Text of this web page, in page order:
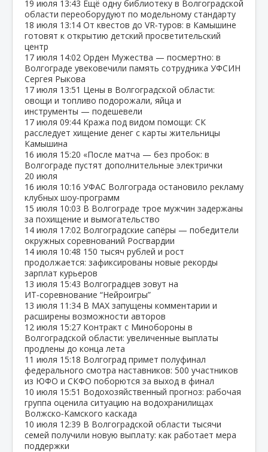
19 июля 13:43 Ещё одну библиотеку в Волгоградской
области переоборудуют по модельному стандарту
18 июля 13:14 От квестов до VR‑туров: в Камышине
готовят к открытию детский просветительский
центр
17 июля 14:02 Орден Мужества — посмертно: в
Волгограде увековечили память сотрудника УФСИН
Сергея Рыкова
17 июля 13:51 Цены в Волгоградской области:
овощи и топливо подорожали, яйца и
инструменты — подешевели
17 июля 09:44 Кража под видом помощи: СК
расследует хищение денег с карты жительницы
Камышина
16 июля 15:20 «После матча — без пробок: в
Волгограде пустят дополнительные электрички
20 июля
16 июля 10:16 УФАС Волгограда остановило рекламу
клубных шоу‑программ
15 июля 10:03 В Волгограде трое мужчин задержаны
за похищение и вымогательство
14 июля 17:02 Волгоградские сапёры — победители
окружных соревнований Росгвардии
14 июля 10:48 150 тысяч рублей и рост
продолжается: зафиксированы новые рекорды
зарплат курьеров
13 июля 15:43 Волгоградцев зовут на
ИТ‑соревнование “Нейроигры”
13 июля 11:34 В МАХ запущены комментарии и
расширены возможности авторов
12 июля 15:27 Контракт с Минобороны в
Волгоградской области: увеличенные выплаты
продлены до конца лета
11 июля 15:18 Волгоград примет полуфинал
федерального смотра наставников: 500 участников
из ЮФО и СКФО поборются за выход в финал
10 июля 15:51 Водохозяйственный прогноз: рабочая
группа оценила ситуацию на водохранилищах
Волжско‑Камского каскада
10 июля 12:39 В Волгоградской области тысячи
семей получили новую выплату: как работает мера
поддержки